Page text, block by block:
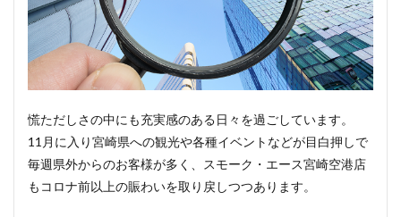
慌ただしさの中にも充実感のある日々を過ごしています。
11月に入り宮崎県への観光や各種イベントなどが目白押しで
毎週県外からのお客様が多く、スモーク・エース宮崎空港店
もコロナ前以上の賑わいを取り戻しつつあります。